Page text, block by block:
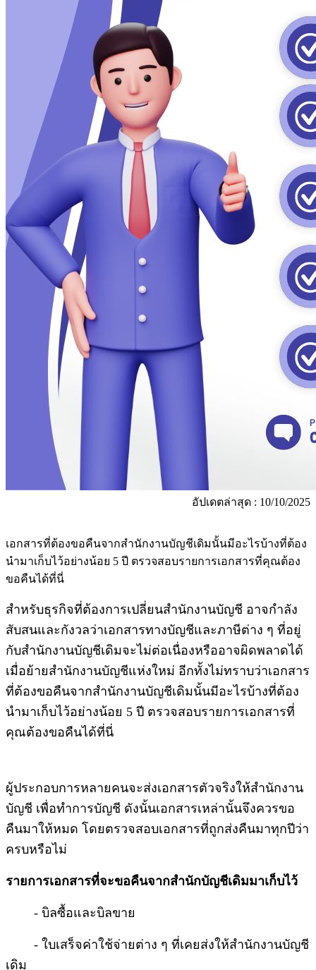
อัปเดตล่าสุด : 10/10/2025
เอกสารที่ต้องขอคืนจากสำนักงานบัญชีเดิมนั้นมีอะไรบ้างที่ต้อง
นำมาเก็บไว้อย่างน้อย 5 ปี ตรวจสอบรายการเอกสารที่คุณต้อง
ขอคืนได้ที่นี่
สำหรับธุรกิจที่ต้องการเปลี่ยนสำนักงานบัญชี อาจกำลัง
สับสนและกังวลว่าเอกสารทางบัญชีและภาษีต่าง ๆ ที่อยู่
กับสำนักงานบัญชีเดิมจะไม่ต่อเนื่องหรืออาจผิดพลาดได้
เมื่อย้ายสำนักงานบัญชีแห่งใหม่ อีกทั้งไม่ทราบว่าเอกสาร
ที่ต้องขอคืนจากสำนักงานบัญชีเดิมนั้นมีอะไรบ้างที่ต้อง
นำมาเก็บไว้อย่างน้อย 5 ปี ตรวจสอบรายการเอกสารที่
คุณต้องขอคืนได้ที่นี่
ผู้ประกอบการหลายคนจะส่งเอกสารตัวจริงให้สำนักงาน
บัญชี เพื่อทำการบัญชี ดังนั้นเอกสารเหล่านั้นจึงควรขอ
คืนมาให้หมด โดยตรวจสอบเอกสารที่ถูกส่งคืนมาทุกปีว่า
ครบหรือไม่
รายการเอกสารที่จะขอคืนจากสำนักบัญชีเดิมมาเก็บไว้
- บิลซื้อและบิลขาย
- ใบเสร็จค่าใช้จ่ายต่าง ๆ ที่เคยส่งให้สำนักงานบัญชี
เดิม